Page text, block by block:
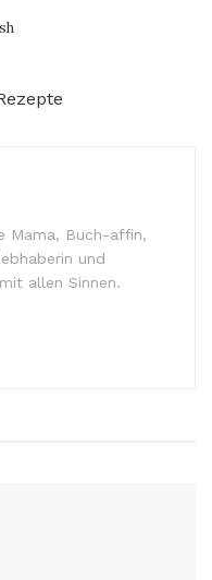
Mama, Buch-affin,
und
allen Sinnen.